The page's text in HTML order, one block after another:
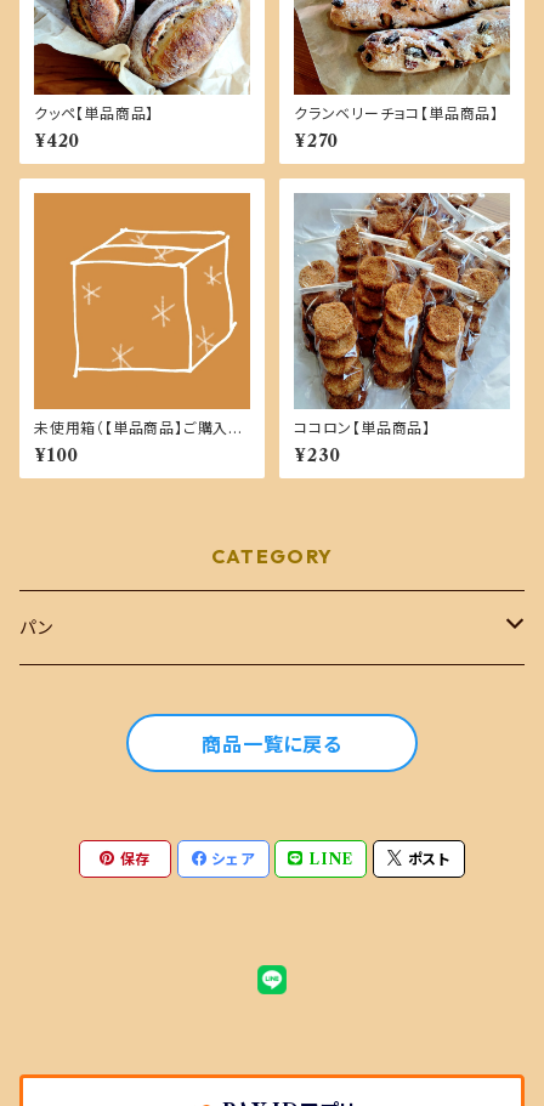
クッペ【単品商品】
¥420
クランベリーチョコ【単品商品】
¥270
未使用箱（【単品商品】ご購入
時）
¥100
ココロン【単品商品】
¥230
CATEGORY
パン
おまかせセットに選ぶ商品
商品一覧に戻る
保存 シェア LINE ポスト